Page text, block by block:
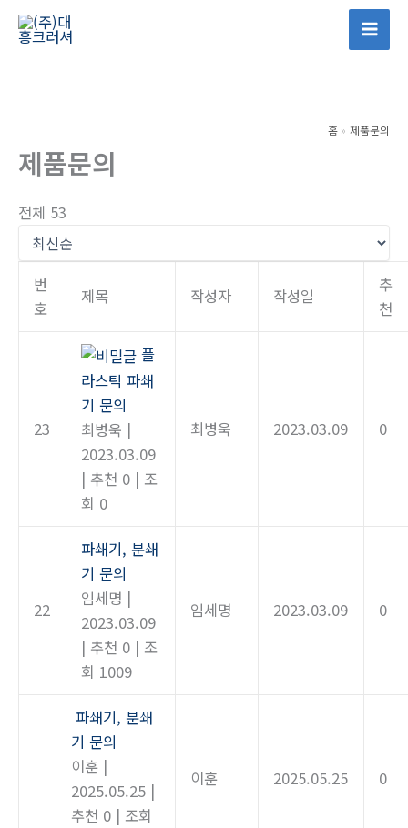
Main
홈 제품문의
제품문의
전체 53
번
호
제목 작성자 작성일
추
천
23
플
라스틱 파쇄
기 문의
최병욱 |
2023.03.09
| 추천 0 | 조
회 0
최병욱 2023.03.09 0
22
파쇄기, 분쇄
기 문의
임세명 |
2023.03.09
| 추천 0 | 조
회 1009
임세명 2023.03.09 0
파쇄기, 분쇄
기 문의
이훈 |
2025.05.25 |
추천 0 | 조회
이훈 2025.05.25 0